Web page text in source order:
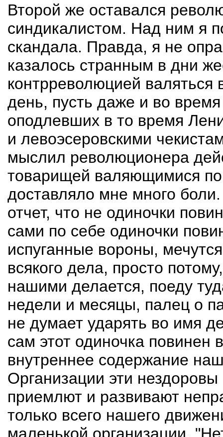
Второй же оставался
синдикалистом. Над ним я
скандала. Правда, я не
казалось странным в дни
контрреволюцией валяться
день, пусть даже и во
оподлевших в то время
и левоэсеровскими
мыслил революционера
товарищей валяющимися
доставляло мне много
отчет, что не одиночки
сами по себе одиночки
испуганные вороны,
всякого дела, просто
нашими делается, поеду
недели и месяцы, палец о
не думает ударять во имя
сам этот одиночка
внутреннее содержание
Организации эти
приемлют и развивают
только всего нашего